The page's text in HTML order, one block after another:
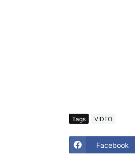
Tags VIDEO
Facebook